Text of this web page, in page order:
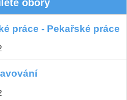
obory
práce - Pekařské práce